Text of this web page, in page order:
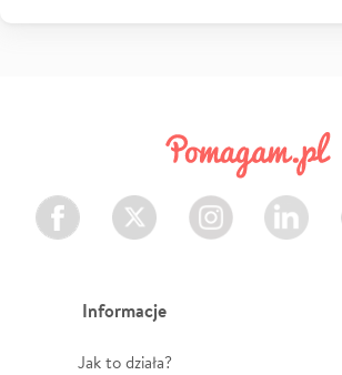
Facebook Twitter Instagram LinkedIn
Informacje
Jak to działa?